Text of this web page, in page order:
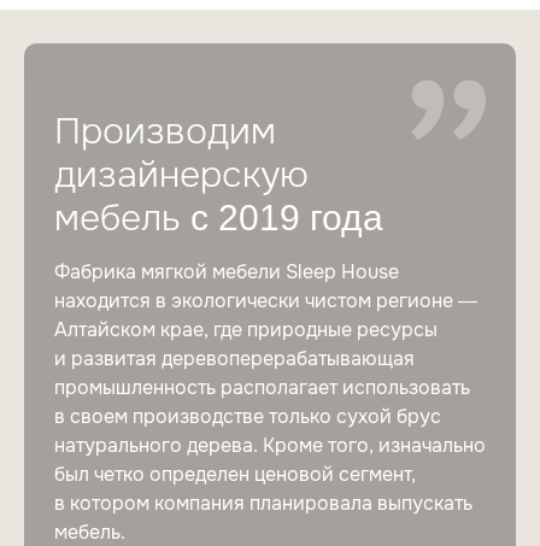
Производим
дизайнерскую
мебель с 2019 года
Фабрика мягкой мебели Sleep House
находится в экологически чистом регионе —
Алтайском крае, где природные ресурсы
и развитая деревоперерабатывающая
промышленность располагает использовать
в своем производстве только сухой брус
натурального дерева. Кроме того, изначально
был четко определен ценовой сегмент,
в котором компания планировала выпускать
мебель.